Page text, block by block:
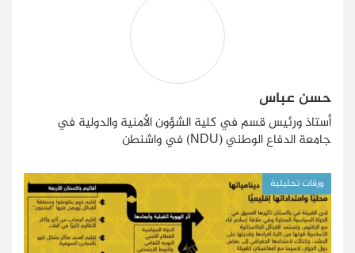
حسن عباس
أستاذ ورئيس قسم في كلية الشؤون الأمنية والدولية في
جامعة الدفاع الوطني(NDU) في واشنطن
ورقات تحليلية